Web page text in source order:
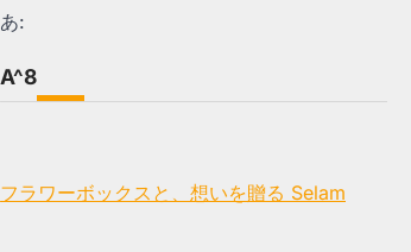
あ:
A^8
フラワーボックスと、想いを贈る Selam